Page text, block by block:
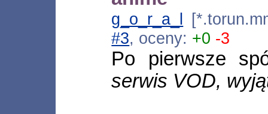
g_o_r_a_l
#3, oceny: +0 -3
Po pierwsze
serwis VOD,